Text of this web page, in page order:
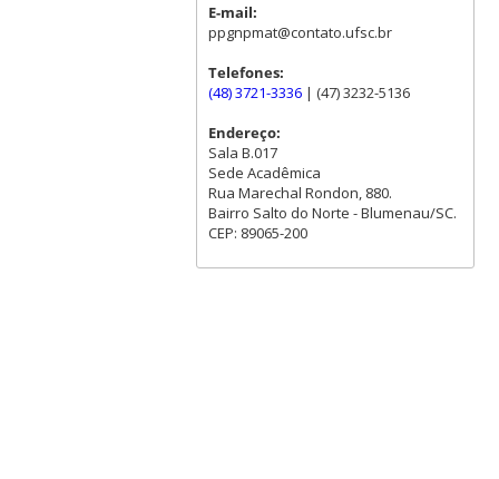
E-mail:
ppgnpmat@contato.ufsc.br
Telefones:
(48) 3721-3336| (47) 3232-5136
Endereço:
Sala B.017
Sede Acadêmica
Rua Marechal Rondon, 880.
Bairro Salto do Norte - Blumenau/SC.
CEP: 89065-200